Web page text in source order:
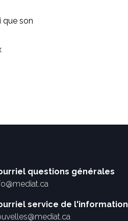
que son
questions générales
service de l'information